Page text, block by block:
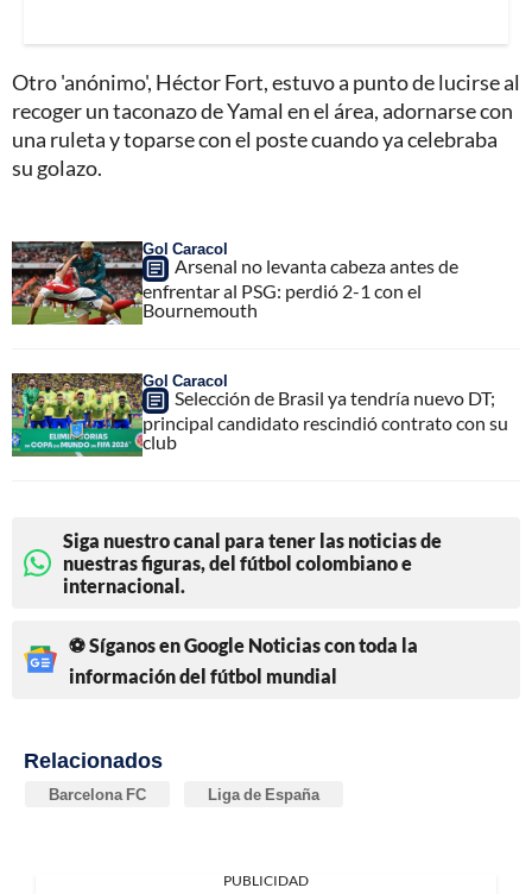
Otro 'anónimo', Héctor Fort, estuvo a punto de lucirse al
recoger un taconazo de Yamal en el área, adornarse con
una ruleta y toparse con el poste cuando ya celebraba
su golazo.
Gol Caracol
Arsenal no levanta cabeza antes de
enfrentar al PSG: perdió 2-1 con el
Bournemouth
Gol Caracol
Selección de Brasil ya tendría nuevo DT;
principal candidato rescindió contrato con su
club
Siga nuestro canal para tener las noticias de
nuestras figuras, del fútbol colombiano e
internacional.
⚽ Síganos en Google Noticias con toda la
información del fútbol mundial
Relacionados
Barcelona FC Liga de España
PUBLICIDAD